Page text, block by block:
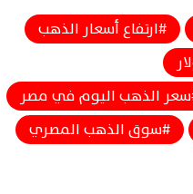
ارتفاع أسعار الذهب
سعر الذهب اليوم في مصر
سوق الذهب المصري